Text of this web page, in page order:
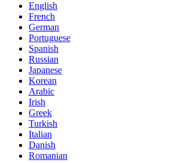
English
French
German
Portuguese
Spanish
Russian
Japanese
Korean
Arabic
Irish
Greek
Turkish
Italian
Danish
Romanian